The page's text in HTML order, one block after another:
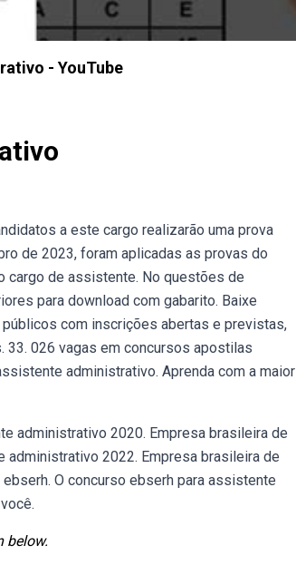
- YouTube
a este cargo realizarão uma prova
de 2023, foram aplicadas as provas do
cargo de assistente. No questões de
para download com gabarito. Baixe
com inscrições abertas e previstas,
026 vagas em concursos apostilas
administrativo. Aprenda com a maior
administrativo 2020. Empresa brasileira de
2022. Empresa brasileira de
O concurso ebserh para assistente
below.